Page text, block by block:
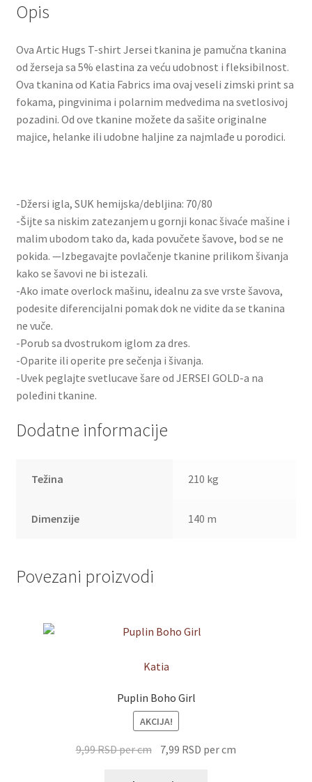
Opis
Ova Artic Hugs T-shirt Jersei tkanina je pamučna tkanina
od žerseja sa 5% elastina za veću udobnost i fleksibilnost.
Ova tkanina od Katia Fabrics ima ovaj veseli zimski print sa
fokama, pingvinima i polarnim medvedima na svetlosivoj
pozadini. Od ove tkanine možete da sašite originalne
majice, helanke ili udobne haljine za najmlađe u porodici.
-Džersi igla, SUK hemijska/debljina: 70/80
-Šijte sa niskim zatezanjem u gornji konac šivaće mašine i
malim ubodom tako da, kada povučete šavove, bod se ne
pokida. —Izbegavajte povlačenje tkanine prilikom šivanja
kako se šavovi ne bi istezali.
-Ako imate overlock mašinu, idealnu za sve vrste šavova,
podesite diferencijalni pomak dok ne vidite da se tkanina
ne vuče.
-Porub sa dvostrukom iglom za dres.
-Oparite ili operite pre sečenja i šivanja.
-Uvek peglajte svetlucave šare od JERSEI GOLD-a na
poleđini tkanine.
Dodatne informacije
Težina 210 kg
Dimenzije 140 m
Povezani proizvodi
Katia
Puplin Boho Girl
AKCIJA!
9,99RSDper cm 7,99 RSD per cm